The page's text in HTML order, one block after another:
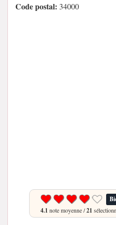
Code postal: 34000
4.1 note moyenne /21